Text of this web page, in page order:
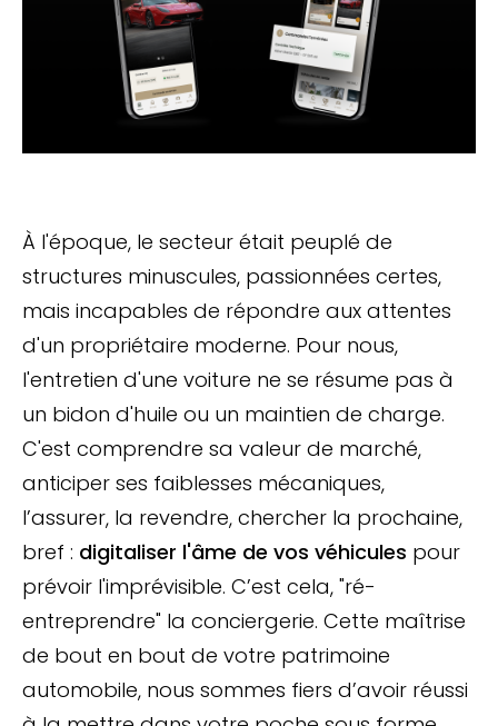
À l'époque, le secteur était peuplé de
structures minuscules, passionnées certes,
mais incapables de répondre aux attentes
d'un propriétaire moderne. Pour nous,
l'entretien d'une voiture ne se résume pas à
un bidon d'huile ou un maintien de charge.
C'est comprendre sa valeur de marché,
anticiper ses faiblesses mécaniques,
l’assurer, la revendre, chercher la prochaine,
bref : digitaliser l'âme de vos véhicules pour
prévoir l'imprévisible. C’est cela, "ré-
entreprendre" la conciergerie. Cette maîtrise
de bout en bout de votre patrimoine
automobile, nous sommes fiers d’avoir réussi